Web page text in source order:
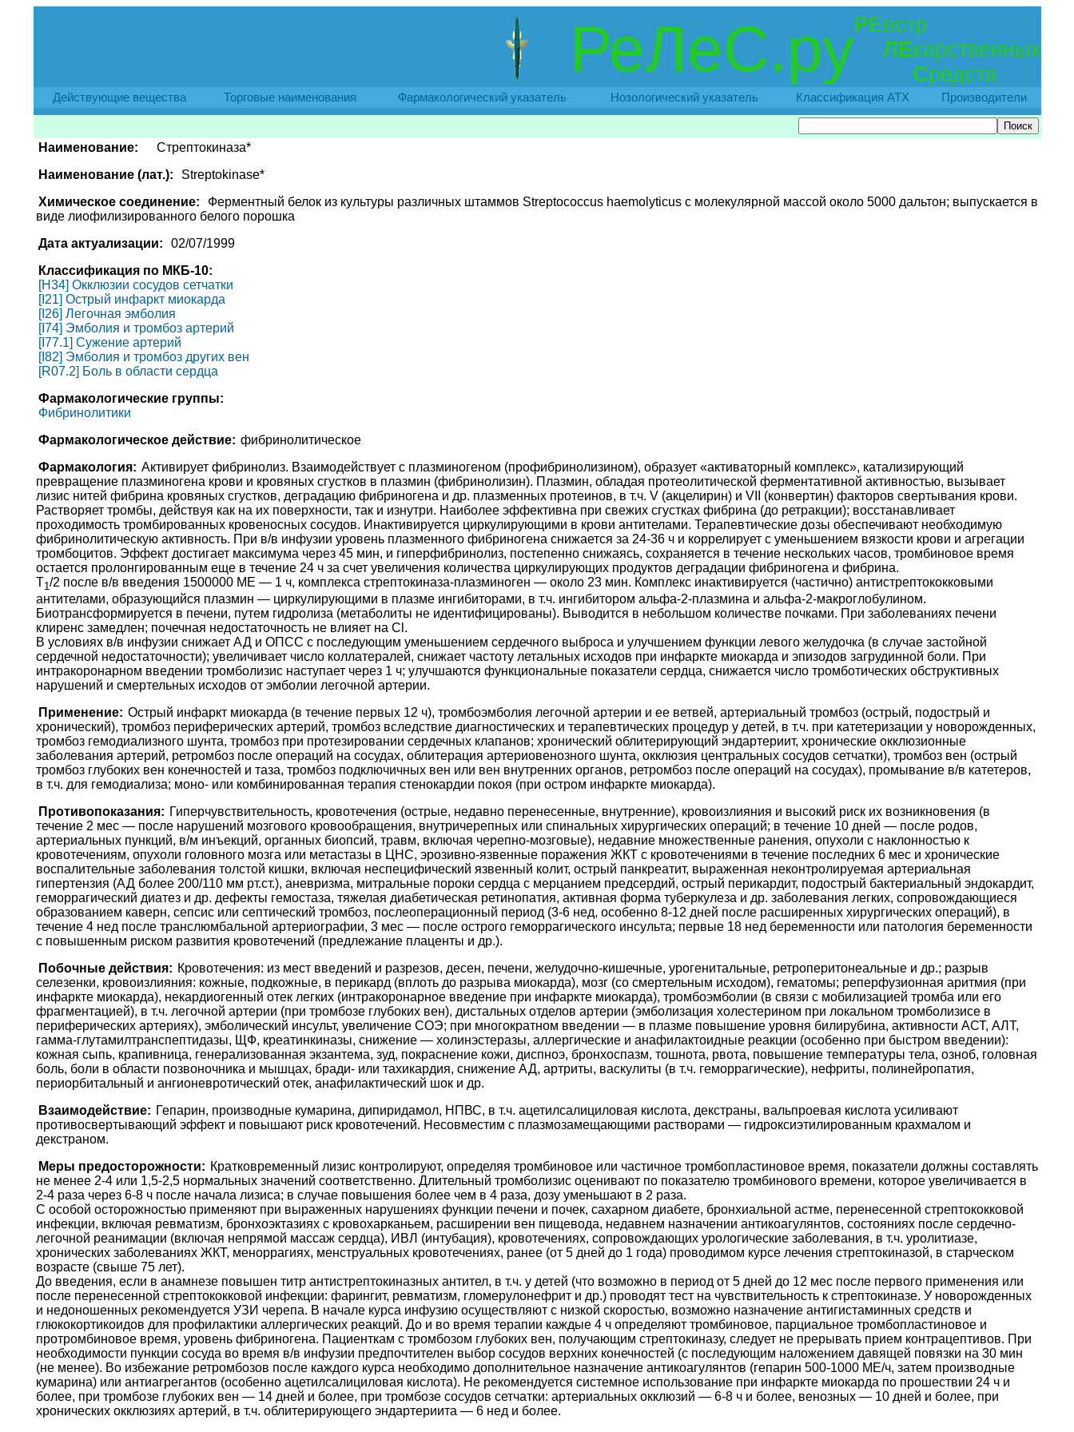
РеЛеС.руРЕестр
ЛЕкарственных
Средств
Действующие вещества Торговые наименования Фармакологический указатель Нозологический указатель Классификация АТХ Производители
Наименование:
Стрептокиназа*
Наименование (лат.):
Streptokinase*
Химическое соединение:
Ферментный белок из культуры различных штаммов Streptococcus haemolyticus с молекулярной массой около 5000 дальтон; выпускается в
виде лиофилизированного белого порошка
Дата актуализации:
02/07/1999
Классификация по МКБ-10:
[H34] Окклюзии сосудов сетчатки
[I21] Острый инфаркт миокарда
[I26] Легочная эмболия
[I74] Эмболия и тромбоз артерий
[I77.1] Сужение артерий
[I82] Эмболия и тромбоз других вен
[R07.2] Боль в области сердца
Фармакологические группы:
Фибринолитики
Фармакологическое действие: фибринолитическое
Фармакология: Активирует фибринолиз. Взаимодействует с плазминогеном (профибринолизином), образует «активаторный комплекс», катализирующий
превращение плазминогена крови и кровяных сгустков в плазмин (фибринолизин). Плазмин, обладая протеолитической ферментативной активностью, вызывает
лизис нитей фибрина кровяных сгустков, деградацию фибриногена и др. плазменных протеинов, в т.ч. V (акцелирин) и VII (конвертин) факторов свертывания крови.
Растворяет тромбы, действуя как на их поверхности, так и изнутри. Наиболее эффективна при свежих сгустках фибрина (до ретракции); восстанавливает
проходимость тромбированных кровеносных сосудов. Инактивируется циркулирующими в крови антителами. Терапевтические дозы обеспечивают необходимую
фибринолитическую активность. При в/в инфузии уровень плазменного фибриногена снижается за 24-36 ч и коррелирует с уменьшением вязкости крови и агрегации
тромбоцитов. Эффект достигает максимума через 45 мин, и гиперфибринолиз, постепенно снижаясь, сохраняется в течение нескольких часов, тромбиновое время
остается пролонгированным еще в течение 24 ч за счет увеличения количества циркулирующих продуктов деградации фибриногена и фибрина.
T1/2 после в/в введения 1500000 МЕ — 1 ч, комплекса стрептокиназа-плазминоген — около 23 мин. Комплекс инактивируется (частично) антистрептококковыми
антителами, образующийся плазмин — циркулирующими в плазме ингибиторами, в т.ч. ингибитором альфа-2-плазмина и альфа-2-макроглобулином.
Биотрансформируется в печени, путем гидролиза (метаболиты не идентифицированы). Выводится в небольшом количестве почками. При заболеваниях печени
клиренс замедлен; почечная недостаточность не влияет на Cl.
В условиях в/в инфузии снижает АД и ОПСС с последующим уменьшением сердечного выброса и улучшением функции левого желудочка (в случае застойной
сердечной недостаточности); увеличивает число коллатералей, снижает частоту летальных исходов при инфаркте миокарда и эпизодов загрудинной боли. При
интракоронарном введении тромболизис наступает через 1 ч; улучшаются функциональные показатели сердца, снижается число тромботических обструктивных
нарушений и смертельных исходов от эмболии легочной артерии.
Применение: Острый инфаркт миокарда (в течение первых 12 ч), тромбоэмболия легочной артерии и ее ветвей, артериальный тромбоз (острый, подострый и
хронический), тромбоз периферических артерий, тромбоз вследствие диагностических и терапевтических процедур у детей, в т.ч. при катетеризации у новорожденных,
тромбоз гемодиализного шунта, тромбоз при протезировании сердечных клапанов; хронический облитерирующий эндартериит, хронические окклюзионные
заболевания артерий, ретромбоз после операций на сосудах, облитерация артериовенозного шунта, окклюзия центральных сосудов сетчатки), тромбоз вен (острый
тромбоз глубоких вен конечностей и таза, тромбоз подключичных вен или вен внутренних органов, ретромбоз после операций на сосудах), промывание в/в катетеров,
в т.ч. для гемодиализа; моно- или комбинированная терапия стенокардии покоя (при остром инфаркте миокарда).
Противопоказания: Гиперчувствительность, кровотечения (острые, недавно перенесенные, внутренние), кровоизлияния и высокий риск их возникновения (в
течение 2 мес — после нарушений мозгового кровообращения, внутричерепных или спинальных хирургических операций; в течение 10 дней — после родов,
артериальных пункций, в/м инъекций, органных биопсий, травм, включая черепно-мозговые), недавние множественные ранения, опухоли с наклонностью к
кровотечениям, опухоли головного мозга или метастазы в ЦНС, эрозивно-язвенные поражения ЖКТ с кровотечениями в течение последних 6 мес и хронические
воспалительные заболевания толстой кишки, включая неспецифический язвенный колит, острый панкреатит, выраженная неконтролируемая артериальная
гипертензия (АД более 200/110 мм рт.ст.), аневризма, митральные пороки сердца с мерцанием предсердий, острый перикардит, подострый бактериальный эндокардит,
геморрагический диатез и др. дефекты гемостаза, тяжелая диабетическая ретинопатия, активная форма туберкулеза и др. заболевания легких, сопровождающиеся
образованием каверн, сепсис или септический тромбоз, послеоперационный период (3-6 нед, особенно 8-12 дней после расширенных хирургических операций), в
течение 4 нед после транслюмбальной артериографии, 3 мес — после острого геморрагического инсульта; первые 18 нед беременности или патология беременности
с повышенным риском развития кровотечений (предлежание плаценты и др.).
Побочные действия: Кровотечения: из мест введений и разрезов, десен, печени, желудочно-кишечные, урогенитальные, ретроперитонеальные и др.; разрыв
селезенки, кровоизлияния: кожные, подкожные, в перикард (вплоть до разрыва миокарда), мозг (со смертельным исходом), гематомы; реперфузионная аритмия (при
инфаркте миокарда), некардиогенный отек легких (интракоронарное введение при инфаркте миокарда), тромбоэмболии (в связи с мобилизацией тромба или его
фрагментацией), в т.ч. легочной артерии (при тромбозе глубоких вен), дистальных отделов артерии (эмболизация холестерином при локальном тромболизисе в
периферических артериях), эмболический инсульт, увеличение СОЭ; при многократном введении — в плазме повышение уровня билирубина, активности АСТ, АЛТ,
гамма-глутамилтранспептидазы, ЩФ, креатинкиназы, снижение — холинэстеразы, аллергические и анафилактоидные реакции (особенно при быстром введении):
кожная сыпь, крапивница, генерализованная экзантема, зуд, покраснение кожи, диспноэ, бронхоспазм, тошнота, рвота, повышение температуры тела, озноб, головная
боль, боли в области позвоночника и мышцах, бради- или тахикардия, снижение АД, артриты, васкулиты (в т.ч. геморрагические), нефриты, полинейропатия,
периорбитальный и ангионевротический отек, анафилактический шок и др.
Взаимодействие: Гепарин, производные кумарина, дипиридамол, НПВС, в т.ч. ацетилсалициловая кислота, декстраны, вальпроевая кислота усиливают
противосвертывающий эффект и повышают риск кровотечений. Несовместим с плазмозамещающими растворами — гидроксиэтилированным крахмалом и
декстраном.
Меры предосторожности: Кратковременный лизис контролируют, определяя тромбиновое или частичное тромбопластиновое время, показатели должны составлять
не менее 2-4 или 1,5-2,5 нормальных значений соответственно. Длительный тромболизис оценивают по показателю тромбинового времени, которое увеличивается в
2-4 раза через 6-8 ч после начала лизиса; в случае повышения более чем в 4 раза, дозу уменьшают в 2 раза.
С особой осторожностью применяют при выраженных нарушениях функции печени и почек, сахарном диабете, бронхиальной астме, перенесенной стрептококковой
инфекции, включая ревматизм, бронхоэктазиях с кровохарканьем, расширении вен пищевода, недавнем назначении антикоагулянтов, состояниях после сердечно-
легочной реанимации (включая непрямой массаж сердца), ИВЛ (интубация), кровотечениях, сопровождающих урологические заболевания, в т.ч. уролитиазе,
хронических заболеваниях ЖКТ, меноррагиях, менструальных кровотечениях, ранее (от 5 дней до 1 года) проводимом курсе лечения стрептокиназой, в старческом
возрасте (свыше 75 лет).
До введения, если в анамнезе повышен титр антистрептокиназных антител, в т.ч. у детей (что возможно в период от 5 дней до 12 мес после первого применения или
после перенесенной стрептококковой инфекции: фарингит, ревматизм, гломерулонефрит и др.) проводят тест на чувствительность к стрептокиназе. У новорожденных
и недоношенных рекомендуется УЗИ черепа. В начале курса инфузию осуществляют с низкой скоростью, возможно назначение антигистаминных средств и
глюкокортикоидов для профилактики аллергических реакций. До и во время терапии каждые 4 ч определяют тромбиновое, парциальное тромбопластиновое и
протромбиновое время, уровень фибриногена. Пациенткам с тромбозом глубоких вен, получающим стрептокиназу, следует не прерывать прием контрацептивов. При
необходимости пункции сосуда во время в/в инфузии предпочтителен выбор сосудов верхних конечностей (с последующим наложением давящей повязки на 30 мин
(не менее). Во избежание ретромбозов после каждого курса необходимо дополнительное назначение антикоагулянтов (гепарин 500-1000 МЕ/ч, затем производные
кумарина) или антиагрегантов (особенно ацетилсалициловая кислота). Не рекомендуется системное использование при инфаркте миокарда по прошествии 24 ч и
более, при тромбозе глубоких вен — 14 дней и более, при тромбозе сосудов сетчатки: артериальных окклюзий — 6-8 ч и более, венозных — 10 дней и более, при
хронических окклюзиях артерий, в т.ч. облитерирующего эндартериита — 6 нед и более.